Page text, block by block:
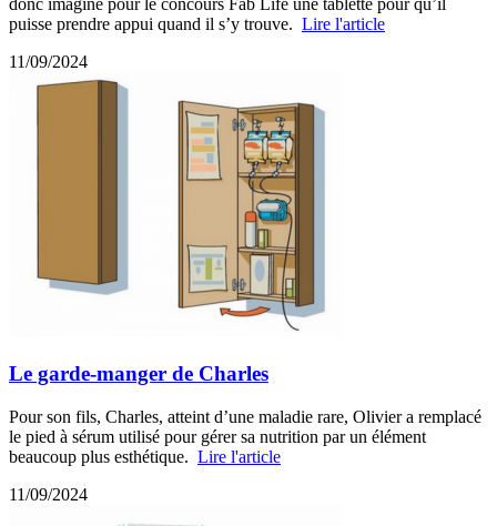
puisse prendre appui quand il s’y trouve. Lire l'article
11/09/2024
Le garde-manger de Charles
Pour son fils, Charles, atteint d’une maladie rare, Olivier a remplacé
le pied à sérum utilisé pour gérer sa nutrition par un élément
beaucoup plus esthétique. Lire l'article
11/09/2024